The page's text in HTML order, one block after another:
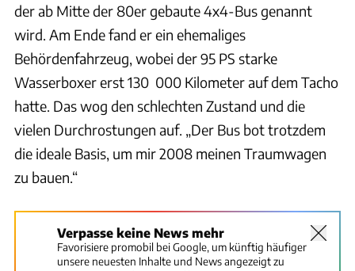
der ab Mitte der 80er gebaute 4x4-Bus genannt
wird. Am Ende fand er ein ehemaliges
Behördenfahrzeug, wobei der 95 PS starke
Wasserboxer erst 130 000 Kilometer auf dem Tacho
hatte. Das wog den schlechten Zustand und die
vielen Durchrostungen auf. „Der Bus bot trotzdem
die ideale Basis, um mir 2008 meinen Traumwagen
zu bauen.“
Verpasse keine News mehr
Favorisiere promobil bei Google, um künftig häufiger
unsere neuesten Inhalte und News angezeigt zu